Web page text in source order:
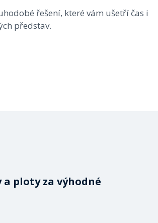
řešení, které vám ušetří čas i
představ.
ploty za výhodné